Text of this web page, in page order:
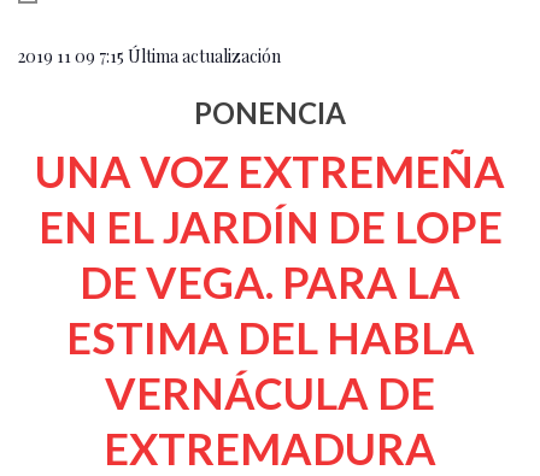
2019 11 09 7:15 Última actualización
PONENCIA
UNA VOZ EXTREMEÑA
EN EL JARDÍN DE LOPE
DE VEGA. PARA LA
ESTIMA DEL HABLA
VERNÁCULA DE
EXTREMADURA